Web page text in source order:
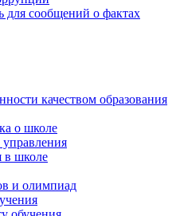
для сообщений о фактах
качеством образования
о школе
в школе
и олимпиад